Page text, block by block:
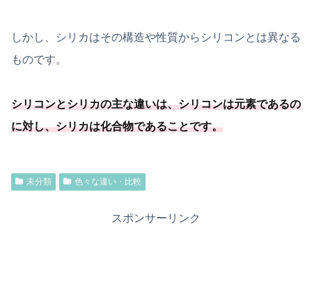
しかし、シリカはその構造や性質からシリコンとは異なる
ものです。
シリコンとシリカの主な違いは、シリコンは元素であるの
に対し、シリカは化合物であることです。
未分類 色々な違い・比較
スポンサーリンク